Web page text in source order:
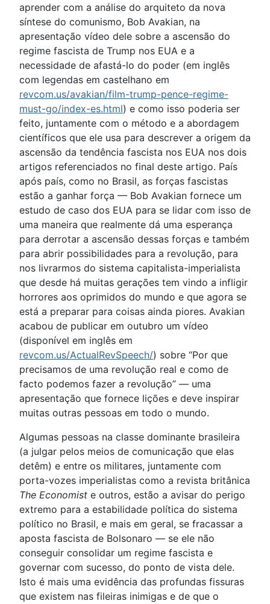
aprender com a análise do arquiteto da nova
síntese do comunismo, Bob Avakian, na
apresentação vídeo dele sobre a ascensão do
regime fascista de Trump nos EUA e a
necessidade de afastá-lo do poder (em inglês
com legendas em castelhano em
revcom.us/avakian/film-trump-pence-regime-
must-go/index-es.html) e como isso poderia ser
feito, juntamente com o método e a abordagem
científicos que ele usa para descrever a origem da
ascensão da tendência fascista nos EUA nos dois
artigos referenciados no final deste artigo. País
após país, como no Brasil, as forças fascistas
estão a ganhar força — Bob Avakian fornece um
estudo de caso dos EUA para se lidar com isso de
uma maneira que realmente dá uma esperança
para derrotar a ascensão dessas forças e também
para abrir possibilidades para a revolução, para
nos livrarmos do sistema capitalista-imperialista
que desde há muitas gerações tem vindo a infligir
horrores aos oprimidos do mundo e que agora se
está a preparar para coisas ainda piores. Avakian
acabou de publicar em outubro um vídeo
(disponível em inglês em
revcom.us/ActualRevSpeech/) sobre “Por que
precisamos de uma revolução real e como de
facto podemos fazer a revolução” — uma
apresentação que fornece lições e deve inspirar
muitas outras pessoas em todo o mundo.
Algumas pessoas na classe dominante brasileira
(a julgar pelos meios de comunicação que elas
detêm) e entre os militares, juntamente com
porta-vozes imperialistas como a revista britânica
The Economist e outros, estão a avisar do perigo
extremo para a estabilidade política do sistema
político no Brasil, e mais em geral, se fracassar a
aposta fascista de Bolsonaro — se ele não
conseguir consolidar um regime fascista e
governar com sucesso, do ponto de vista dele.
Isto é mais uma evidência das profundas fissuras
que existem nas fileiras inimigas e de que o